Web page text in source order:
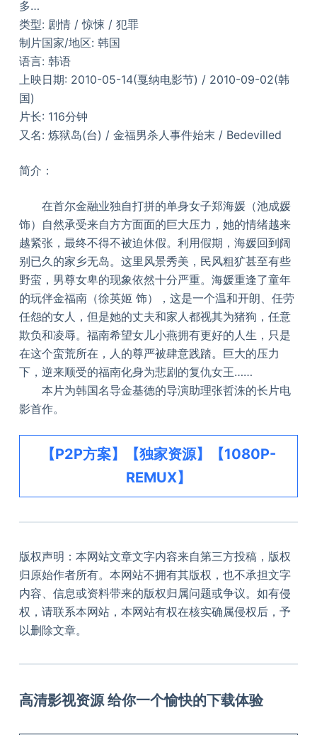
多…
类型: 剧情 / 惊悚 / 犯罪
制片国家/地区: 韩国
语言: 韩语
上映日期: 2010-05-14(戛纳电影节) / 2010-09-02(韩
国)
片长: 116分钟
又名: 炼狱岛(台) / 金福男杀人事件始末 / Bedevilled
简介：
在首尔金融业独自打拼的单身女子郑海媛（池成媛
饰）自然承受来自方方面面的巨大压力，她的情绪越来
越紧张，最终不得不被迫休假。利用假期，海媛回到阔
别已久的家乡无岛。这里风景秀美，民风粗犷甚至有些
野蛮，男尊女卑的现象依然十分严重。海媛重逢了童年
的玩伴金福南（徐英姬 饰），这是一个温和开朗、任劳
任怨的女人，但是她的丈夫和家人都视其为猪狗，任意
欺负和凌辱。福南希望女儿小燕拥有更好的人生，只是
在这个蛮荒所在，人的尊严被肆意践踏。巨大的压力
下，逆来顺受的福南化身为悲剧的复仇女王……
本片为韩国名导金基德的导演助理张哲洙的长片电
影首作。
【P2P方案】【独家资源】【1080P-
REMUX】
版权声明：本网站文章文字内容来自第三方投稿，版权
归原始作者所有。本网站不拥有其版权，也不承担文字
内容、信息或资料带来的版权归属问题或争议。如有侵
权，请联系本网站，本网站有权在核实确属侵权后，予
以删除文章。
高清影视资源 给你一个愉快的下载体验